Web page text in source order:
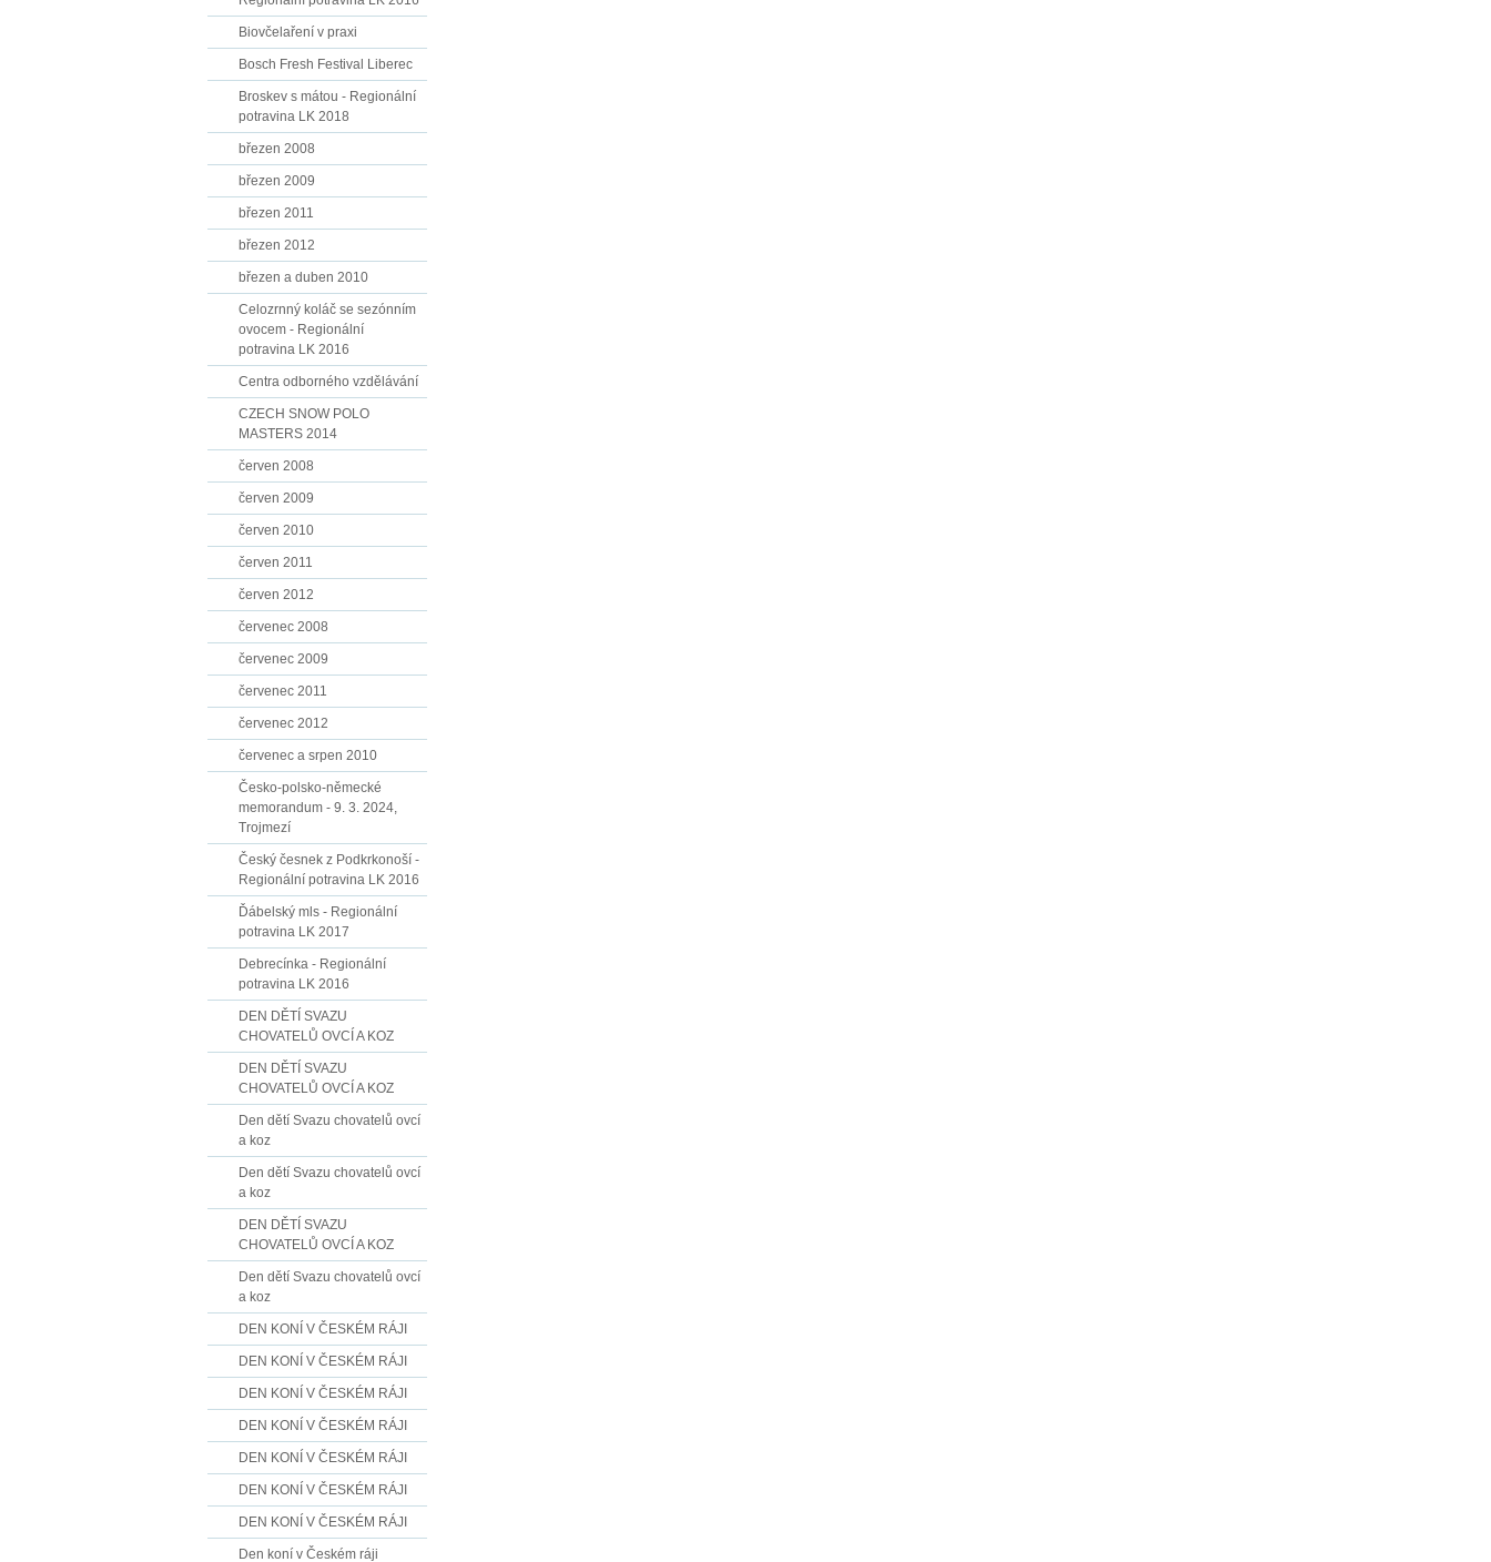
Biovčelaření v praxi
Bosch Fresh Festival Liberec
Broskev s mátou - Regionální
potravina LK 2018
březen 2008
březen 2009
březen 2011
březen 2012
březen a duben 2010
Celozrnný koláč se sezónním
ovocem - Regionální
potravina LK 2016
Centra odborného vzdělávání
CZECH SNOW POLO
MASTERS 2014
červen 2008
červen 2009
červen 2010
červen 2011
červen 2012
červenec 2008
červenec 2009
červenec 2011
červenec 2012
červenec a srpen 2010
Česko-polsko-německé
memorandum - 9. 3. 2024,
Trojmezí
Český česnek z Podkrkonoší -
Regionální potravina LK 2016
Ďábelský mls - Regionální
potravina LK 2017
Debrecínka - Regionální
potravina LK 2016
DEN DĚTÍ SVAZU
CHOVATELŮ OVCÍ A KOZ
DEN DĚTÍ SVAZU
CHOVATELŮ OVCÍ A KOZ
Den dětí Svazu chovatelů ovcí
a koz
Den dětí Svazu chovatelů ovcí
a koz
DEN DĚTÍ SVAZU
CHOVATELŮ OVCÍ A KOZ
Den dětí Svazu chovatelů ovcí
a koz
DEN KONÍ V ČESKÉM RÁJI
DEN KONÍ V ČESKÉM RÁJI
DEN KONÍ V ČESKÉM RÁJI
DEN KONÍ V ČESKÉM RÁJI
DEN KONÍ V ČESKÉM RÁJI
DEN KONÍ V ČESKÉM RÁJI
DEN KONÍ V ČESKÉM RÁJI
Den koní v Českém ráji